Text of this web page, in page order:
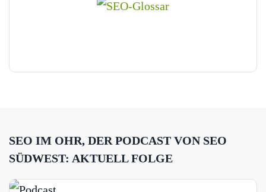
SEO IM OHR, DER PODCAST VON SEO
SÜDWEST: AKTUELL FOLGE